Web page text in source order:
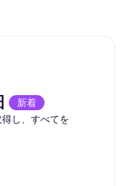
新着
し、すべてを